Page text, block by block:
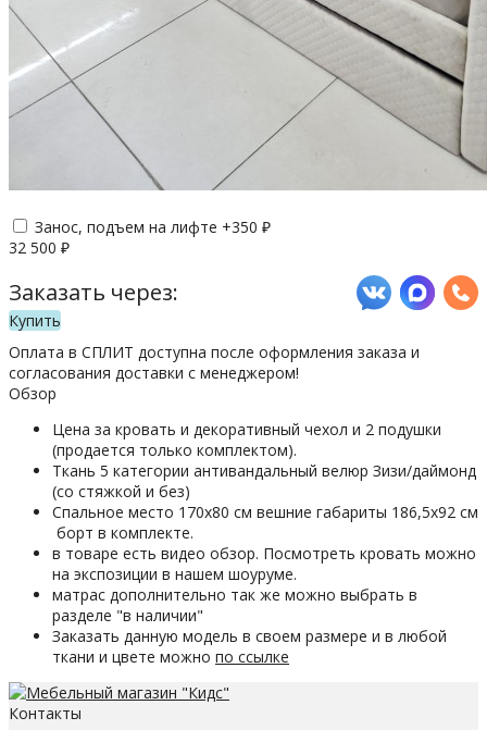
Занос, подъем на лифте +350 ₽
32 500 ₽
Заказать через:
Купить
Оплата в СПЛИТ доступна после оформления заказа и
согласования доставки с менеджером!
Обзор
Цена за кровать и декоративный чехол и 2 подушки
(продается только комплектом).
Ткань 5 категории антивандальный велюр Зизи/даймонд
(со стяжкой и без)
Спальное место 170х80 см вешние габариты 186,5x92 см
борт в комплекте.
в товаре есть видео обзор. Посмотреть кровать можно
на экспозиции в нашем шоуруме.
матрас дополнительно так же можно выбрать в
разделе "в наличии"
Заказать данную модель в своем размере и в любой
ткани и цвете можно по ссылке
Контакты